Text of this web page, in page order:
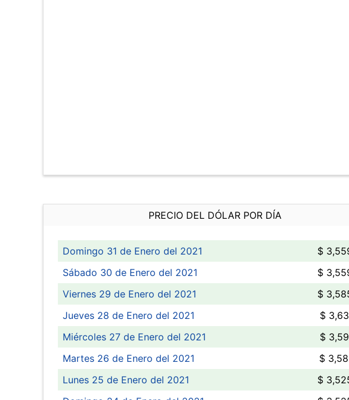
PRECIO DEL DÓLAR POR DÍA
Domingo 31 de Enero del 2021
$
Sábado 30 de Enero del 2021
$
Viernes 29 de Enero del 2021
$
Jueves 28 de Enero del 2021
$
Miércoles 27 de Enero del 2021
$
Martes 26 de Enero del 2021
$
Lunes 25 de Enero del 2021
$